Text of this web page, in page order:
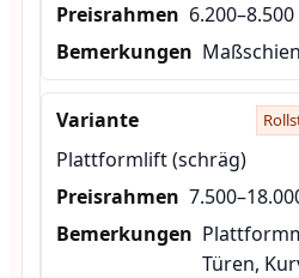
6.200–8.500
Plattformlift (schräg)
Türen,